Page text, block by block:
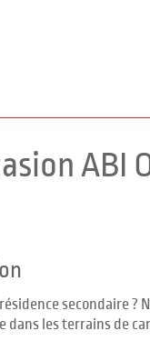
ABI
secondaire ?
dans les terrains de